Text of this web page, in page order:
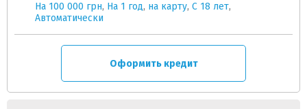
На 100 000 грн, На 1 год, на карту, C 18 лет,
Автоматически
Оформить кредит